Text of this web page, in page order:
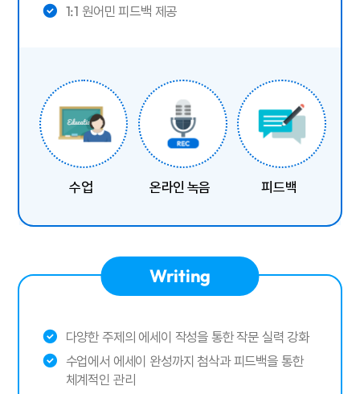
1:1 원어민 피드백 제공
수업 온라인 녹음 피드백
Writing
다양한 주제의 에세이 작성을 통한 작문 실력 강화
수업에서 에세이 완성까지 첨삭과 피드백을 통한
체계적인 관리